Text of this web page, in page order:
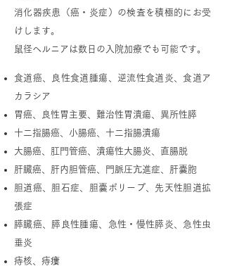
消化器疾患（癌・炎症）の検査を積極的にお受
けします。
鼠径ヘルニアは数日の入院加療でも可能です。
食道癌、良性食道腫瘍、逆流性食道炎、食道ア
カラシア
胃癌、良性胃主要、難治性胃潰瘍、異所性膵
十二指腸癌、小腸癌、十二指腸潰瘍
大腸癌、肛門管癌、潰瘍性大腸炎、直腸脱
肝臓癌、肝内胆管癌、門脈圧亢進症、肝嚢胞
胆道癌、胆石症、胆嚢ポリープ、先天性胆道拡
張症
膵臓癌、膵良性腫瘍、急性・慢性膵炎、急性虫
垂炎
痔核、痔瘻